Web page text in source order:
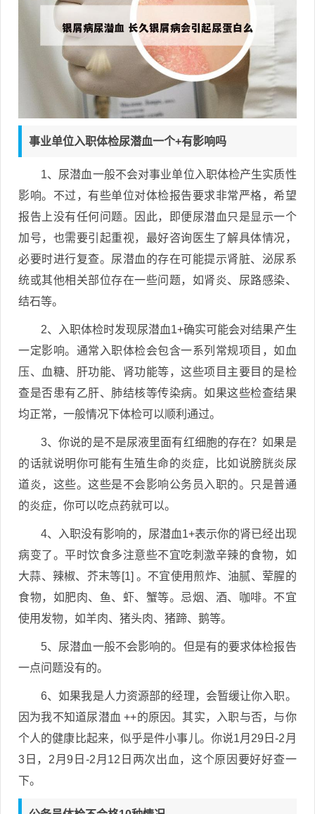
事业单位入职体检尿潜血一个+有影响吗
1、尿潜血一般不会对事业单位入职体检产生实质性
影响。不过，有些单位对体检报告要求非常严格，希望
报告上没有任何问题。因此，即便尿潜血只是显示一个
加号，也需要引起重视，最好咨询医生了解具体情况，
必要时进行复查。尿潜血的存在可能提示肾脏、泌尿系
统或其他相关部位存在一些问题，如肾炎、尿路感染、
结石等。
2、入职体检时发现尿潜血1+确实可能会对结果产生
一定影响。通常入职体检会包含一系列常规项目，如血
压、血糖、肝功能、肾功能等，这些项目主要目的是检
查是否患有乙肝、肺结核等传染病。如果这些检查结果
均正常，一般情况下体检可以顺利通过。
3、你说的是不是尿液里面有红细胞的存在？如果是
的话就说明你可能有生殖生命的炎症，比如说膀胱炎尿
道炎，这些。这些是不会影响公务员入职的。只是普通
的炎症，你可以吃点药就可以。
4、入职没有影响的，尿潜血1+表示你的肾已经出现
病变了。平时饮食多注意些不宜吃刺激辛辣的食物，如
大蒜、辣椒、芥末等[1] 。不宜使用煎炸、油腻、荤腥的
食物，如肥肉、鱼、虾、蟹等。忌烟、酒、咖啡。不宜
使用发物，如羊肉、猪头肉、猪蹄、鹅等。
5、尿潜血一般不会影响的。但是有的要求体检报告
一点问题没有的。
6、如果我是人力资源部的经理，会暂缓让你入职。
因为我不知道尿潜血 ++的原因。其实，入职与否，与你
个人的健康比起来，似乎是件小事儿。你说1月29日-2月
3日，2月9日-2月12日两次出血，这个原因要好好查一
下。